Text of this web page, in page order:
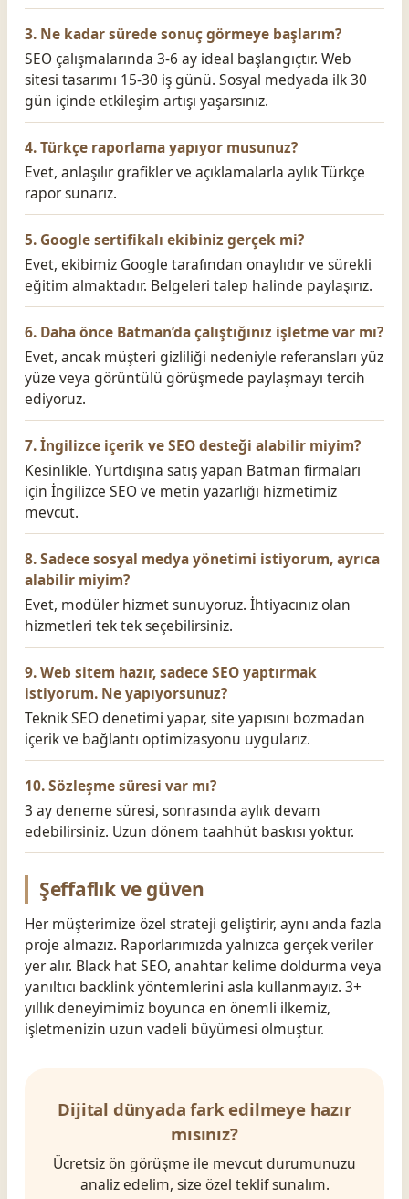
3. Ne kadar sürede sonuç görmeye başlarım?
SEO çalışmalarında 3-6 ay ideal başlangıçtır. Web
sitesi tasarımı 15-30 iş günü. Sosyal medyada ilk 30
gün içinde etkileşim artışı yaşarsınız.
4. Türkçe raporlama yapıyor musunuz?
Evet, anlaşılır grafikler ve açıklamalarla aylık Türkçe
rapor sunarız.
5. Google sertifikalı ekibiniz gerçek mi?
Evet, ekibimiz Google tarafından onaylıdır ve sürekli
eğitim almaktadır. Belgeleri talep halinde paylaşırız.
6. Daha önce Batman’da çalıştığınız işletme var mı?
Evet, ancak müşteri gizliliği nedeniyle referansları yüz
yüze veya görüntülü görüşmede paylaşmayı tercih
ediyoruz.
7. İngilizce içerik ve SEO desteği alabilir miyim?
Kesinlikle. Yurtdışına satış yapan Batman firmaları
için İngilizce SEO ve metin yazarlığı hizmetimiz
mevcut.
8. Sadece sosyal medya yönetimi istiyorum, ayrıca
alabilir miyim?
Evet, modüler hizmet sunuyoruz. İhtiyacınız olan
hizmetleri tek tek seçebilirsiniz.
9. Web sitem hazır, sadece SEO yaptırmak
istiyorum. Ne yapıyorsunuz?
Teknik SEO denetimi yapar, site yapısını bozmadan
içerik ve bağlantı optimizasyonu uygularız.
10. Sözleşme süresi var mı?
3 ay deneme süresi, sonrasında aylık devam
edebilirsiniz. Uzun dönem taahhüt baskısı yoktur.
Şeffaflık ve güven
Her müşterimize özel strateji geliştirir, aynı anda fazla
proje almazız. Raporlarımızda yalnızca gerçek veriler
yer alır. Black hat SEO, anahtar kelime doldurma veya
yanıltıcı backlink yöntemlerini asla kullanmayız. 3+
yıllık deneyimimiz boyunca en önemli ilkemiz,
işletmenizin uzun vadeli büyümesi olmuştur.
Dijital dünyada fark edilmeye hazır
mısınız?
Ücretsiz ön görüşme ile mevcut durumunuzu
analiz edelim, size özel teklif sunalım.